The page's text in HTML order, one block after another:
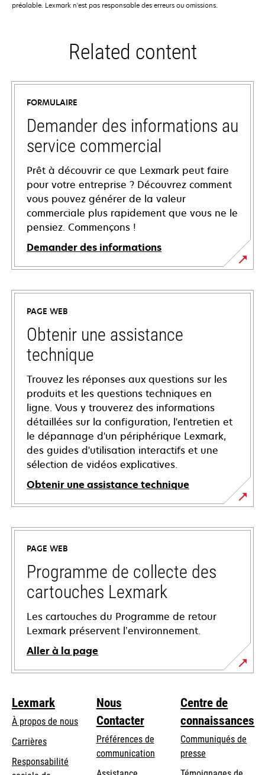
préalable. Lexmark n'est pas responsable des erreurs ou omissions.
Related content
FORMULAIRE
Demander des informations au
service commercial
Prêt à découvrir ce que Lexmark peut faire
pour votre entreprise ? Découvrez comment
vous pouvez générer de la valeur
commerciale plus rapidement que vous ne le
pensiez. Commençons !
Demander des informations
PAGE WEB
Obtenir une assistance
technique
Trouvez les réponses aux questions sur les
produits et les questions techniques en
ligne. Vous y trouverez des informations
détaillées sur la configuration, l'entretien et
le dépannage d'un périphérique Lexmark,
des guides d'utilisation interactifs et une
sélection de vidéos explicatives.
Obtenir une assistance technique
s’ouvre
dans
nouvel
onglet
PAGE WEB
Programme de collecte des
cartouches Lexmark
Les cartouches du Programme de retour
Lexmark préservent l’environnement.
Aller à la page
Lexmark
À propos de nous
Carrières
s’ouvre
Responsabilité
Nous
Contacter
Préférences de
communication
Centre de
connaissances
Communiqués de
presse